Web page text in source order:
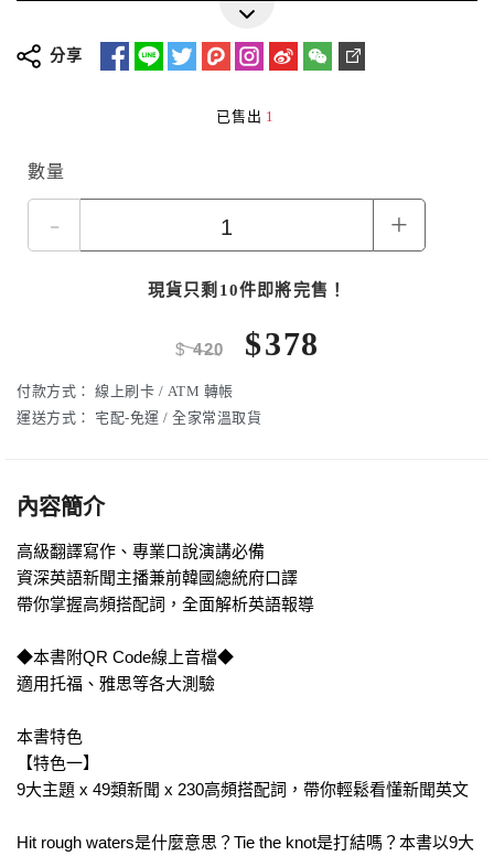
出版日期：2022/07/05
分享
已售出 1
數量
- +
現貨只剩10件即將完售！
$420 $378
付款方式： 線上刷卡 / ATM 轉帳
運送方式：
宅配-免運 / 全家常溫取貨
內容簡介
高級翻譯寫作、專業口說演講必備
資深英語新聞主播兼前韓國總統府口譯
帶你掌握高頻搭配詞，全面解析英語報導
◆本書附QR Code線上音檔◆
適用托福、雅思等各大測驗
本書特色
【特色一】
9大主題 x 49類新聞 x 230高頻搭配詞，帶你輕鬆看懂新聞英文
Hit rough waters是什麼意思？Tie the knot是打結嗎？本書以9大